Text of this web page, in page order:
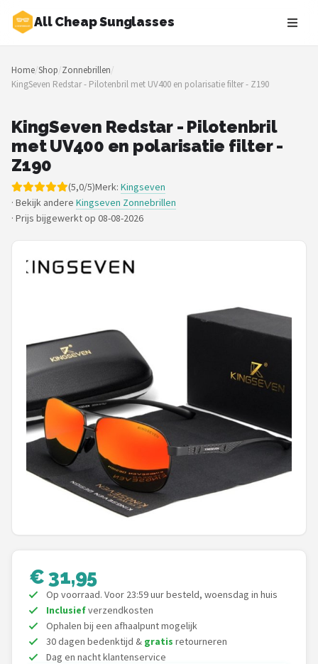
All Cheap Sunglasses
Zoeken
NAVIGATIE
Merken
Blog
Zonnebrillen
Baby zonnebrillen
Shop
KIMU
Kingseven
Sinner
Montuurtjevoorjou
Fako Fashion®
Guess
Maesy
Fako Sunglasses®
Serengeti
Home/Shop/Zonnebrillen/
KingSeven Redstar - Pilotenbril met UV400 en polarisatie filter - Z190
KingSeven Redstar - Pilotenbril
met UV400 en polarisatie filter -
Z190
(5,0/5)Merk: Kingseven
· Bekijk andere Kingseven Zonnebrillen
· Prijs bijgewerkt op 08-08-2026
€ 31,95
Op voorraad. Voor 23:59 uur besteld, woensdag in huis
Inclusiefverzendkosten
Ophalen bij een afhaalpunt mogelijk
30 dagen bedenktijd & gratis retourneren
Dag en nacht klantenservice